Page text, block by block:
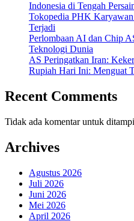
Indonesia di Tengah
Tokopedia PHK
Terjadi
Perlombaan AI dan Chip
Teknologi Dunia
AS Peringatkan Iran:
Rupiah Hari Ini: Menguat
Recent Comments
Tidak ada komentar untuk
Archives
Agustus 2026
Juli 2026
Juni 2026
Mei 2026
April 2026